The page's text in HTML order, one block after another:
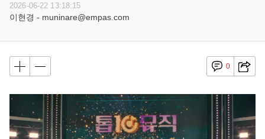
2026-06-22 13:18:15
이현경 - muninare@empas.com
0